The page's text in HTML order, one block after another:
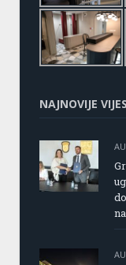
NAJNOVIJE